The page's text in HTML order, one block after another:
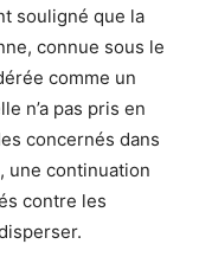
souligné que la
connue sous le
comme un
n’a pas pris en
concernés dans
une continuation
contre les